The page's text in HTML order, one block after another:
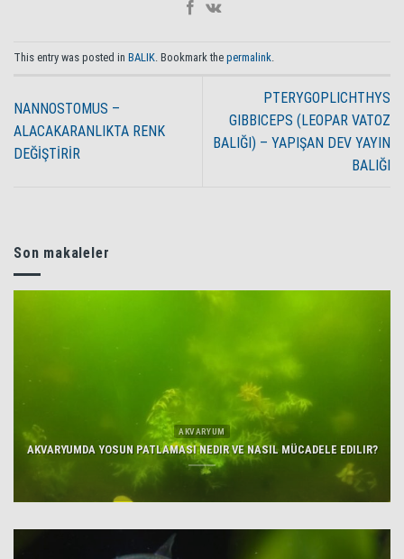
This entry was posted in BALIK . Bookmark the permalink
NANNOSTOMUS –
ALACAKARANLIKTA RENK
DEĞİŞTİRİR
PTERYGOPLICHTHYS
GIBBICEPS (LEOPAR VATOZ
BALIĞI) – YAPIŞAN DEV YAYIN
BALIĞI
Son makaleler
AKVARYUM
AKVARYUMDA YOSUN PATLAMASI NEDIR VE NASIL MÜCADELE EDILIR?